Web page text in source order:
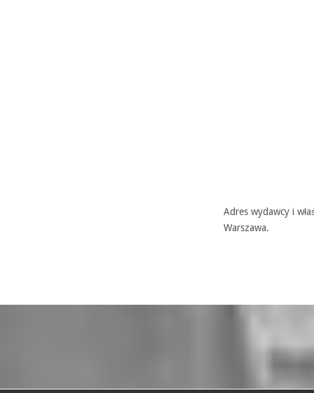
Adres wydawcy i
Warszawa.